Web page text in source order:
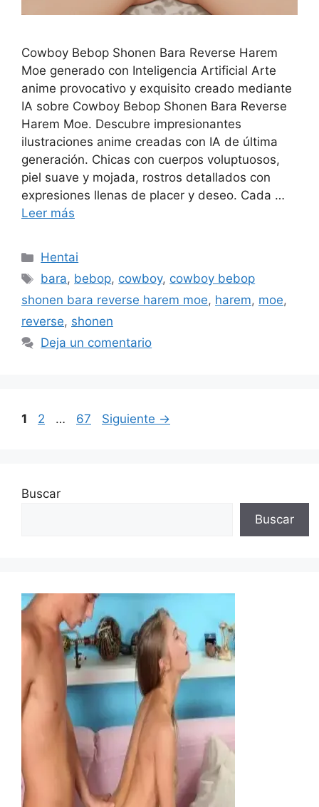
Cowboy Bebop Shonen Bara Reverse Harem
Moe generado con Inteligencia Artificial Arte
anime provocativo y exquisito creado mediante
IA sobre Cowboy Bebop Shonen Bara Reverse
Harem Moe. Descubre impresionantes
ilustraciones anime creadas con IA de última
generación. Chicas con cuerpos voluptuosos,
piel suave y mojada, rostros detallados con
expresiones llenas de placer y deseo. Cada …
Leer más
Categorías
Hentai
Etiquetas
bara, bebop, cowboy, cowboy bebop
shonen bara reverse harem moe, harem, moe,
reverse, shonen
Deja un comentario
Página
1 Página
2 … Página
67 Siguiente →
Buscar
Buscar